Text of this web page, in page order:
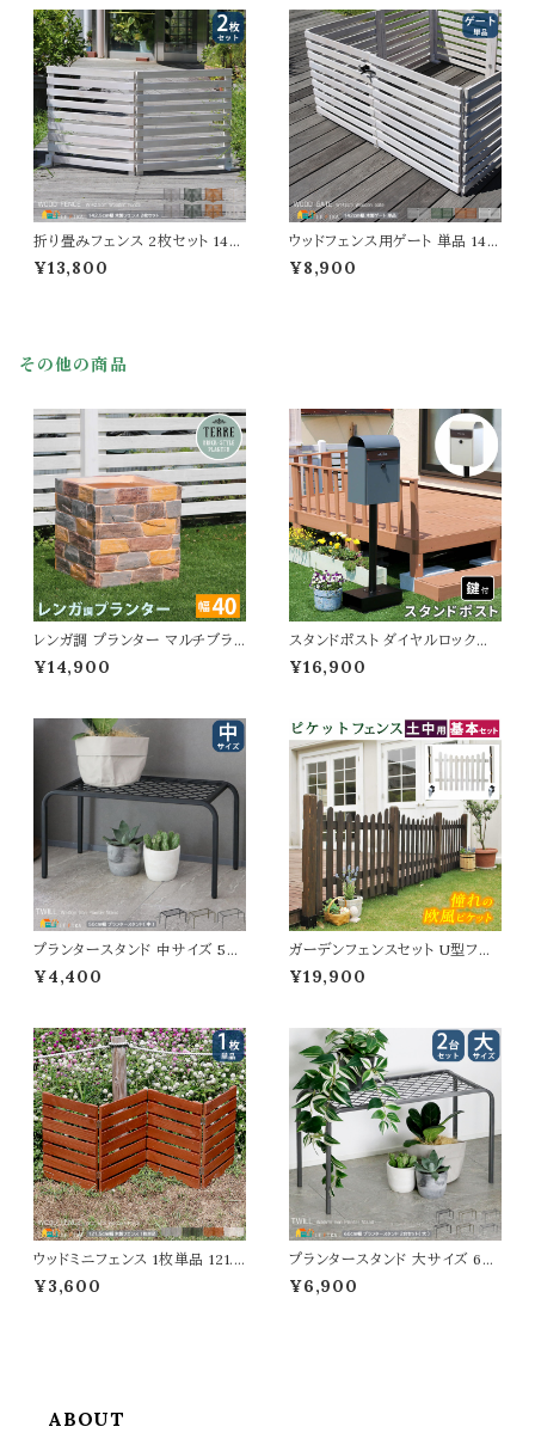
cm 高さ61cm おすすめ おしゃ
れ 北欧 モダン 天然木 庭のフェ
ンス 境界線 玄関 庭園 花壇 庭
ガーデニング
ガーデニング 境界線 間仕切り
庭のフェンス 差し込み式 スティ
ックフェンス 目隠し モダン 花壇
のフェンス 3枚組
折り畳みフェンス 2枚セット 142.
5cm幅 ボーダーフェンス ダーク
グリーン ライトブラウン ホワイト
ッシュ 天然木 庭 花壇のフェンス
¥13,800
ウッドフェンス用ゲート 単品 142
cm幅 ボーダーフェンス用 フェン
ス用ゲートセット ライトブラウン
¥8,900
その他の商品
レンガ調 プランター マルチブラ
ウン 茶色 植木鉢 40.5cm幅 鉢
植え 水抜き穴付き 幅40.5cm
ゃれ 北欧 レンガ調プランター ガ
ーデニング鉢 家庭菜園 園芸 庭
園 ベランダ バルコニー エントラ
ンス 野菜 菜園 花壇
¥14,900
スタンドポスト ダイヤルロック式
36cm幅 郵便ポスト グレー グレ
ージュ 手前開き おすすめ おし
ポスト ダイヤルロック式ポスト 郵
便受け ダイヤル鍵付きポスト ス
タンド式ポスト スタンドタイプ 春
夏 秋 冬
¥16,900
プランタースタンド 中サイズ 50
cm幅 1台単品 グレー ゴールド
ブラック プランターラック 鉢植え
スチール製 花台 フラワースタン
ド フラワーラック 通気性 排水性
耐久性 湿気対策 幅50cm 奥行
25cm 高さ25.5cm
¥4,400
ガーデンフェンスセット U型フェ
ンス1枚 土中用金具2個 フェンス
セット 120cm幅 ホワイト ダーク
形フェンス おすすめ おしゃれ 北
欧 庭のフェンス 土中用金具セッ
ト 庭 ガーデニング 花壇 境界線
目隠し
¥19,900
ウッドミニフェンス 1枚単品 121.5
cm幅 ボーダーフェンス ライトブ
ラウン ホワイト ダークグリーン グ
¥3,600
プランタースタンド 大サイズ 60
cm幅 同色2台セット ゴールド グ
レー ブラック 鉢植えスタンド 植
¥6,900
ABOUT